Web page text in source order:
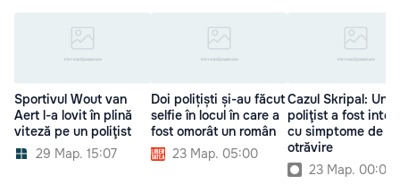
Sportivul Wout van
Aert l-a lovit în plină
viteză pe un poliţist
29 Мар. 15:07
Doi polițiști și-au făcut
selfie în locul în care a
fost omorât un român
23 Мар. 05:00
Cazul Skripal: Un
poliţist a fost
cu simptome de
otrăvire
23 Мар. 00:00